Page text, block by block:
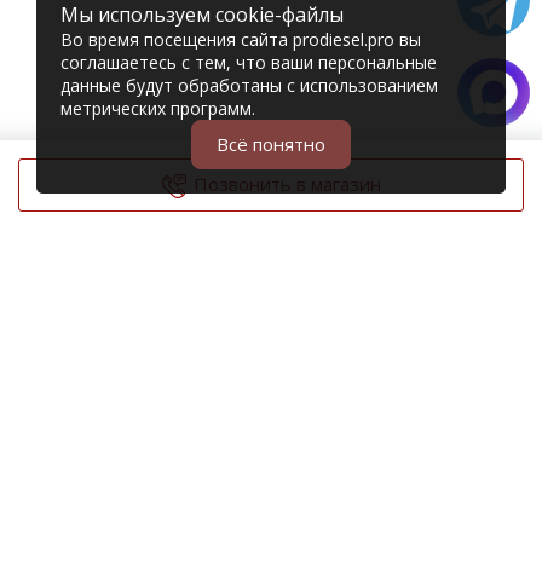
Позвонить в магазин
© 2006 – 2026 Prodiesel
Мы используем cookie-файлы
Во время посещения сайта prodiesel.pro вы
соглашаетесь с тем, что ваши персональные
данные будут обработаны с использованием
метрических программ.
Всё понятно